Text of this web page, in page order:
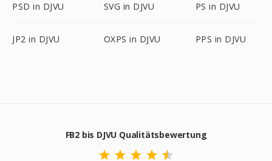
PSD in DJVU SVG in DJVU PS in DJVU
JP2 in DJVU OXPS in DJVU PPS in DJVU
FB2 bis DJVU Qualitätsbewertung